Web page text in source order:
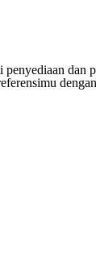
dan